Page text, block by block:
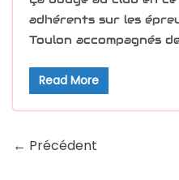
adhérents sur les
Toulon accompagnés
Read More
← Précédent